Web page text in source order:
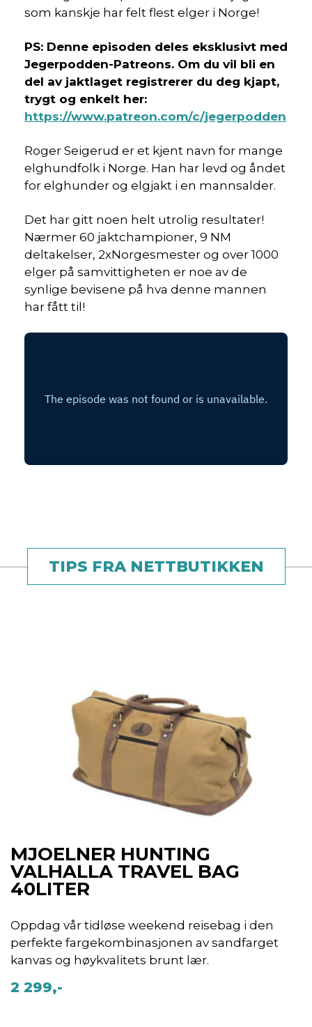
som kanskje har felt flest elger i Norge!
PS: Denne episoden deles eksklusivt med
Jegerpodden-Patreons. Om du vil bli en
del av jaktlaget registrerer du deg kjapt,
trygt og enkelt her:
https://www.patreon.com/c/jegerpodden
Roger Seigerud er et kjent navn for mange
elghundfolk i Norge. Han har levd og åndet
for elghunder og elgjakt i en mannsalder.
Det har gitt noen helt utrolig resultater!
Nærmer 60 jaktchampioner, 9 NM
deltakelser, 2xNorgesmester og over 1000
elger på samvittigheten er noe av de
synlige bevisene på hva denne mannen
har fått til!
TIPS FRA NETTBUTIKKEN
MJOELNER HUNTING
VALHALLA TRAVEL BAG
40LITER
Oppdag vår tidløse weekend reisebag i den
perfekte fargekombinasjonen av sandfarget
kanvas og høykvalitets brunt lær.
2 299,-